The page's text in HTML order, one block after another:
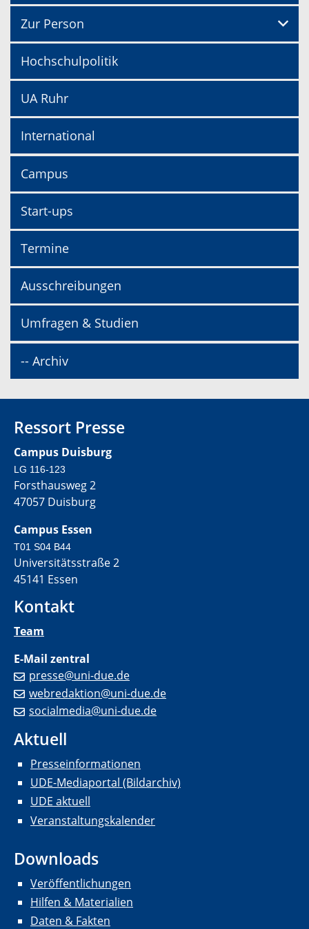
Zur Person
Hochschulpolitik
UA Ruhr
International
Campus
Start-ups
Termine
Ausschreibungen
Umfragen & Studien
-- Archiv
Ressort Presse
Campus Duisburg
LG 116-123
Forsthausweg 2
47057 Duisburg
Campus Essen
T01 S04 B44
Universitätsstraße 2
45141 Essen
Kontakt
Team
E-Mail zentral
presse@uni-due.de
webredaktion@uni-due.de
socialmedia@uni-due.de
Aktuell
Presseinformationen
UDE-Mediaportal (Bildarchiv)
UDE aktuell
Veranstaltungskalender
Downloads
Veröffentlichungen
Hilfen & Materialien
Daten & Fakten